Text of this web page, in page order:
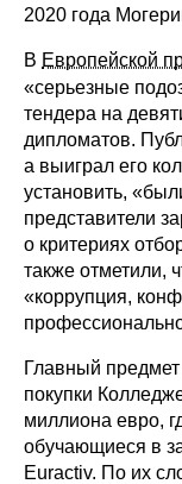
2020 года
В Европейской
«серьезные
тендера на
дипломатов.
а выиграл его
установить,
представители
о критериях
также отметили,
«коррупция,
Главный
покупки
миллиона евро,
обучающиеся в
Euractiv. По их